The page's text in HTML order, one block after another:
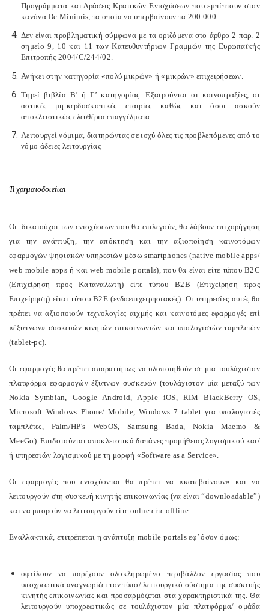
Προγράμματα και Δράσεις Κρατικών Ενισχύσεων που εμπίπτουν στον
κανόναDe Minimis , τα οποία να υπερβαίνουν τα 200.000.
Δεν είναι προβληματική σύμφωνα με τα οριζόμενα στο άρθρο 2 παρ. 2
σημείο 9, 10 και 11 των Κατευθυντήριων Γραμμών της Ευρωπαϊκής
Επιτροπής 2004/C/244/02.
Ανήκει στην κατηγορία «πολύ μικρών» ή «μικρών» επιχειρήσεων.
Τηρεί βιβλία Β’ ή Γ’ κατηγορίας.Eξαιρούνται οι κοινοπραξίες, οι
αστικές μη-κερδοσκοπικές εταιρίες καθώς και όσοι ασκούν
αποκλειστικώς ελευθέρια επαγγέλματα.
Λειτουργεί νόμιμα, διατηρώντας σε ισχύ όλες τις προβλεπόμενες από το
νόμο άδειες λειτουργίας
Τι χρηματοδοτείται
Οι δικαιούχοι των ενισχύσεων που θα επιλεγούν, θα λάβουν επιχορήγηση
για την ανάπτυξη, την απόκτηση και την αξιοποίηση καινοτόμων
εφαρμογών ψηφιακών υπηρεσιών μέσω smartphones (native mobile apps/
web mobile apps ή και web mobile portals), που θα είναι είτε τύπου B2C
(Επιχείρηση προς Καταναλωτή) είτε τύπου B2B (Επιχείρηση προς
Επιχείρηση) είται τύπου Β2Ε (ενδοεπιχειρησιακές). Οι υπηρεσίες αυτές θα
πρέπει να αξιοποιούν τεχνολογίες αιχμής και καινοτόμες εφαρμογές επί
«έξυπνων» συσκευών κινητών επικοινωνιών και υπολογιστών-ταμπλετών
(tablet-pc).
Οι εφαρμογές θα πρέπει απαραιτήτως να υλοποιηθούν σε μια τουλάχιστον
πλατφόρμα εφαρμογών έξυπνων συσκευών (τουλάχιστον μία μεταξύ των
Nokia Symbian, Google Android, Apple iOS, RIM BlackBerry OS,
Microsoft Windows Phone/ Mobile, Windows 7 tablet για υπολογιστές
ταμπλέτες, Palm/HP's WebOS, Samsung Bada, Nokia Maemo &
MeeGo). Επιδοτούνται αποκλειστικά δαπάνες προμήθειας λογισμικού και/
ή υπηρεσιών λογισμικού με τη μορφή «Software as a Service».
Οι εφαρμογές που ενισχύονται θα πρέπει να «κατεβαίνουν» και να
λειτουργούν στη συσκευή κινητής επικοινωνίας (να είναι “downloadable”)
και να μπορούν να λειτουργούν είτε onlne είτε offline.
Εναλλακτικά, επιτρέπεται η ανάπτυξη mobile portals εφ’ όσον όμως:
οφείλουν να παρέχουν ολοκληρωμένο περιβάλλον εργασίας που
υποχρεωτικά αναγνωρίζει τον τύπο/ λειτουργικό σύστημα της συσκευής
κινητής επικοινωνίας και προσαρμόζεται στα χαρακτηριστικά της. Θα
λειτουργούν υποχρεωτικώς σε τουλάχιστον μία πλατφόρμα/ ομάδα